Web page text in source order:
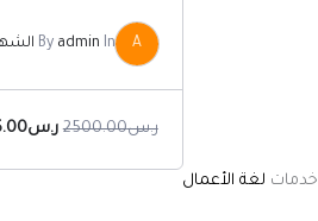
A
By admin In
ر.س2500.00 ر.س
خدمات لغة الأعمال